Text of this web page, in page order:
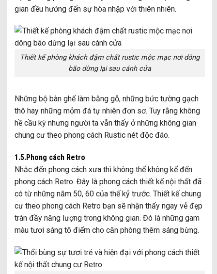
gian đều hướng đến sự hòa nhập với thiên nhiên.
Thiết kế phòng khách đậm chất rustic mộc mạc nơi dông
bão dừng lại sau cánh cửa
Những bộ bàn ghế làm bằng gỗ, những bức tường gạch
thô hay những mỏm đá tự nhiên đơn sơ. Tuy rằng không
hề cầu kỳ nhưng người ta vẫn thấy ở những không gian
chung cư theo phong cách Rustic nét độc đáo.
1.5.Phong cách Retro
Nhắc đến phong cách xưa thì không thể không kể đến
phong cách Retro. Đây là phong cách thiết kế nội thất đã
có từ những năm 50, 60 của thế kỷ trước. Thiết kế chung
cư theo phong cách Retro bạn sẽ nhận thấy ngay vẻ đẹp
tràn đầy năng lượng trong không gian. Đó là những gam
màu tươi sáng tô điểm cho căn phòng thêm sáng bừng.